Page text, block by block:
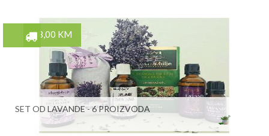
28,00 KM
SET OD LAVANDE - 6 PROIZVODA